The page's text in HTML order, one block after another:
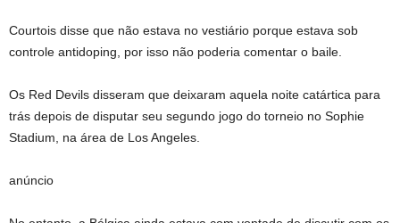
Courtois disse que não estava no vestiário porque estava sob
controle antidoping, por isso não poderia comentar o baile.
Os Red Devils disseram que deixaram aquela noite catártica para
trás depois de disputar seu segundo jogo do torneio no Sophie
Stadium, na área de Los Angeles.
anúncio